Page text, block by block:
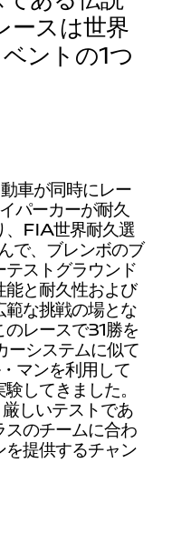
ースは世界
ントの1つ
車が同時にレー
パーカーが耐久
、FIA世界耐久選
で、ブレンボのブ
テストグラウンド
能と耐久性および
な挑戦の場とな
のレースで31勝を
ーシステムに似て
マンを利用して
してきました。
しいテストであ
スのチームに合わ
提供するチャン